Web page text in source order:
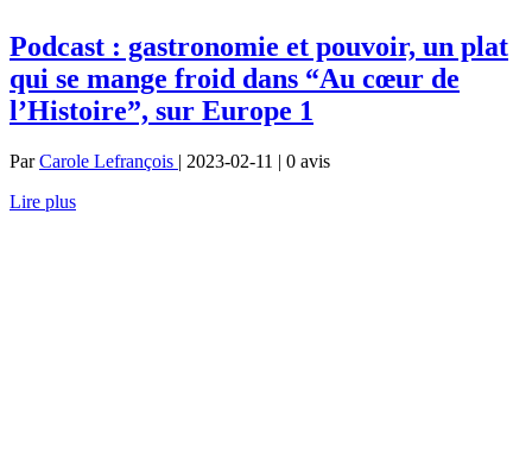
Podcast : gastronomie et pouvoir, un plat
qui se mange froid dans “Au cœur de
l’Histoire”, sur Europe 1
ParCarole Lefrançois | 2023-02-11 | 0 avis
Lire plus